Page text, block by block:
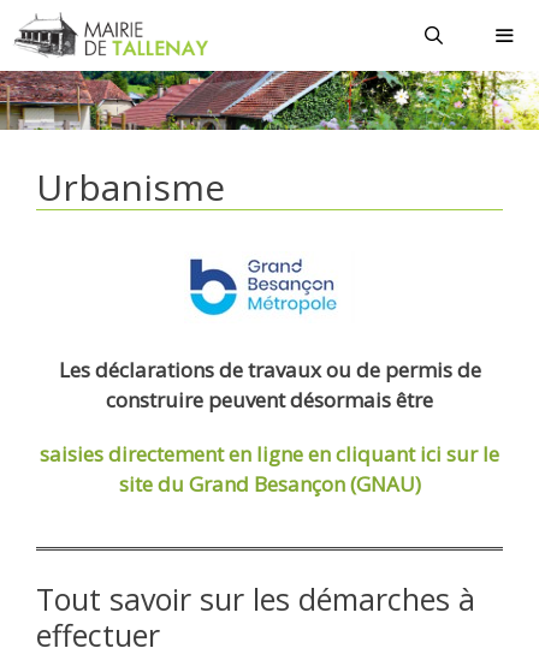
Aller
au
contenu
Urbanisme
Les déclarations de travaux ou de permis de
construire peuvent désormais être
saisies directement en ligneen cliquant ici sur le
site du Grand Besançon (GNAU)
Tout savoir sur les démarches à
effectuer